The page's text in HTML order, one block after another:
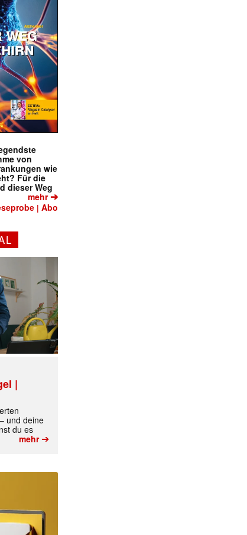
von
wie
Für die
dieser Weg
mehr➔
|Abo
|
und deine
du es
mehr➔